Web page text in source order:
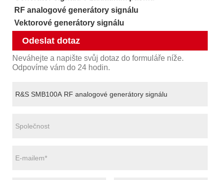
RF analogové generátory signálu
Vektorové generátory signálu
Odeslat dotaz
Neváhejte a napište svůj dotaz do formuláře níže.
Odpovíme vám do 24 hodin.